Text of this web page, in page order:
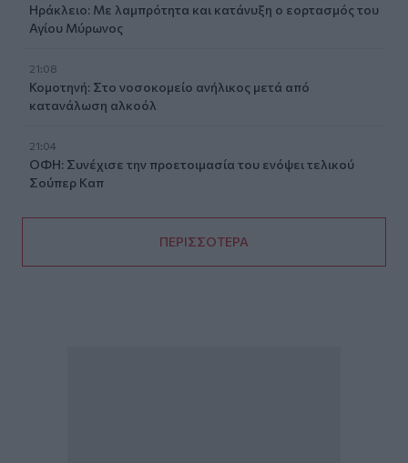
Ηράκλειο: Με λαμπρότητα και κατάνυξη ο εορτασμός του
Αγίου Μύρωνος
21:08
Κομοτηνή: Στο νοσοκομείο ανήλικος μετά από
κατανάλωση αλκοόλ
21:04
ΟΦΗ: Συνέχισε την προετοιμασία του ενόψει τελικού
Σούπερ Καπ
ΠΕΡΙΣΣΟΤΕΡΑ